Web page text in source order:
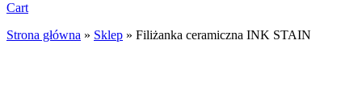
Cart
Strona główna » Sklep » Filiżanka ceramiczna INK STAIN